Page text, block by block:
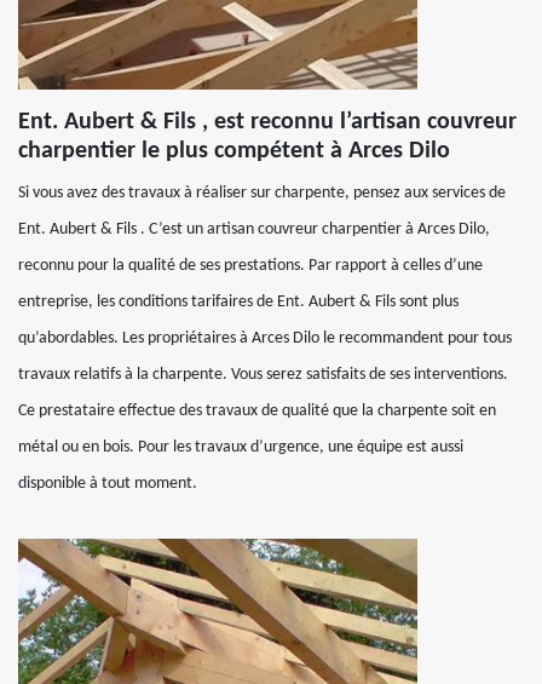
Ent. Aubert & Fils , est reconnu l’artisan couvreur
charpentier le plus compétent à Arces Dilo
Si vous avez des travaux à réaliser sur charpente, pensez aux services de
Ent. Aubert & Fils . C’est un artisan couvreur charpentier à Arces Dilo,
reconnu pour la qualité de ses prestations. Par rapport à celles d’une
entreprise, les conditions tarifaires de Ent. Aubert & Fils sont plus
qu’abordables. Les propriétaires à Arces Dilo le recommandent pour tous
travaux relatifs à la charpente. Vous serez satisfaits de ses interventions.
Ce prestataire effectue des travaux de qualité que la charpente soit en
métal ou en bois. Pour les travaux d’urgence, une équipe est aussi
disponible à tout moment.